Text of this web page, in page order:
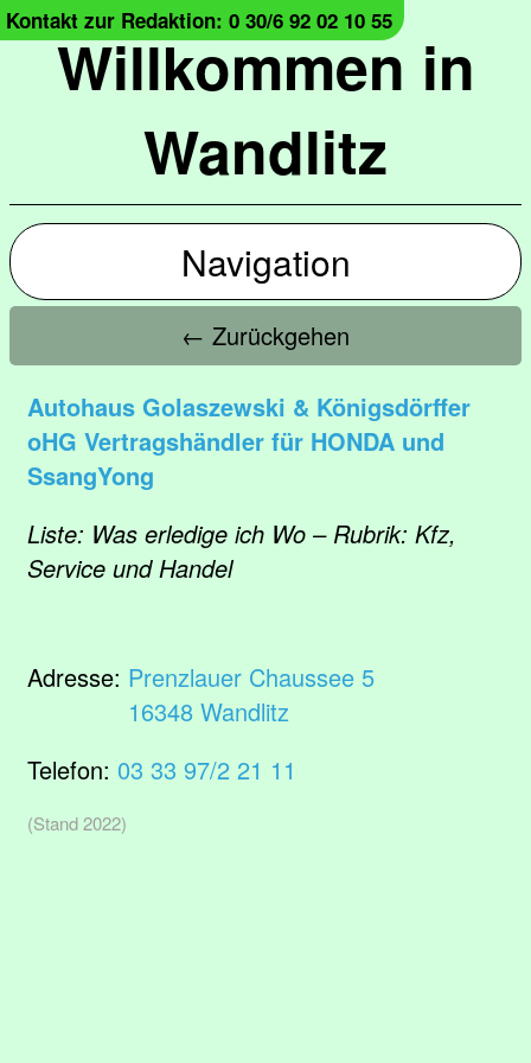
Willkommen in
Wandlitz
Kontakt zur Redaktion: 0 30/6 92 02 10 55
Navigation
← Zurückgehen
Autohaus Golaszewski & Königsdörffer
oHG Vertragshändler für HONDA und
SsangYong
Liste: Was erledige ich Wo – Rubrik: Kfz,
Service und Handel
Adresse: Prenzlauer Chaussee 5
16348 Wandlitz
Telefon: 03 33 97/2 21 11
(Stand 2022)